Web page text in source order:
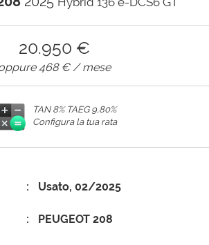
20.950 €
468 €/ mese
TAN 8% TAEG 9,80%
Configura la tua rata
Usato, 02/2025
PEUGEOT 208